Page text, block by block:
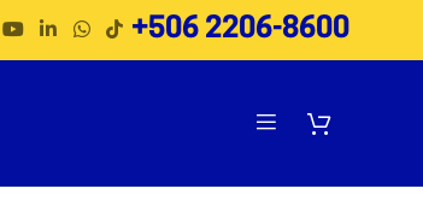
+506 2206-8600